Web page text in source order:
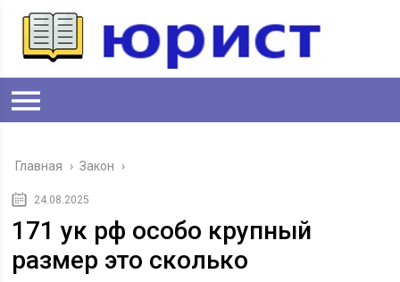
Главная › Закон ›
24.08.2025
171 ук рф особо крупный
размер это сколько